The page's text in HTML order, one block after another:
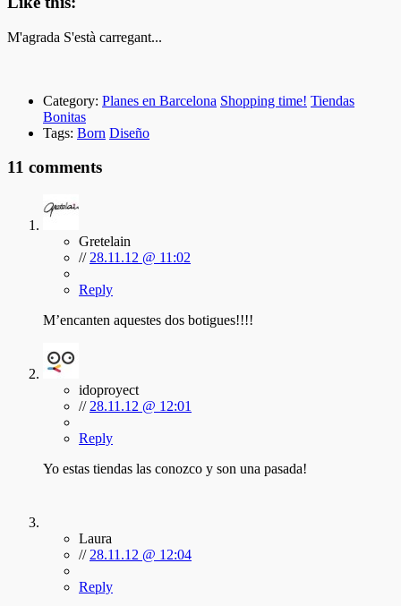
M'agrada S'està carregant...
Category: Planes en Barcelona Shopping time! Tiendas
Bonitas
Tags: Born Diseño
11 comments
Gretelain
// 28.11.12 @ 11:02
Reply
M’encanten aquestes dos botigues!!!!
idoproyect
// 28.11.12 @ 12:01
Reply
Yo estas tiendas las conozco y son una pasada!
Laura
// 28.11.12 @ 12:04
Reply